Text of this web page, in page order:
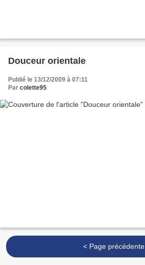
Douceur orientale
Publié le 13/12/2009 à 07:11
Par colette95
< Page précédente